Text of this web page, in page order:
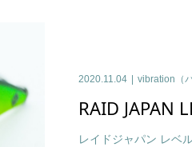
2020.11.04 vibration（
RAID JAPAN
レイドジャパン レベ